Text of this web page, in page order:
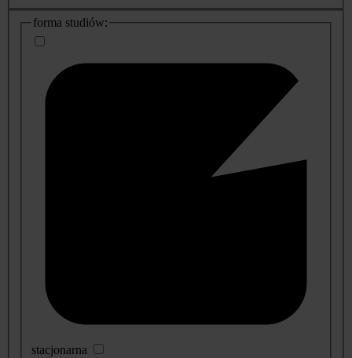
dodatkowe
informacje
forma studiów:
stacjonarna